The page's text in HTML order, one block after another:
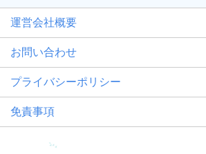
運営会社概要
お問い合わせ
プライバシーポリシー
免責事項